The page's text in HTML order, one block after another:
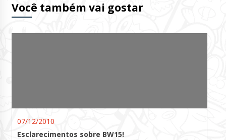
Você também vai gostar
07/12/2010
Esclarecimentos sobre BW15!